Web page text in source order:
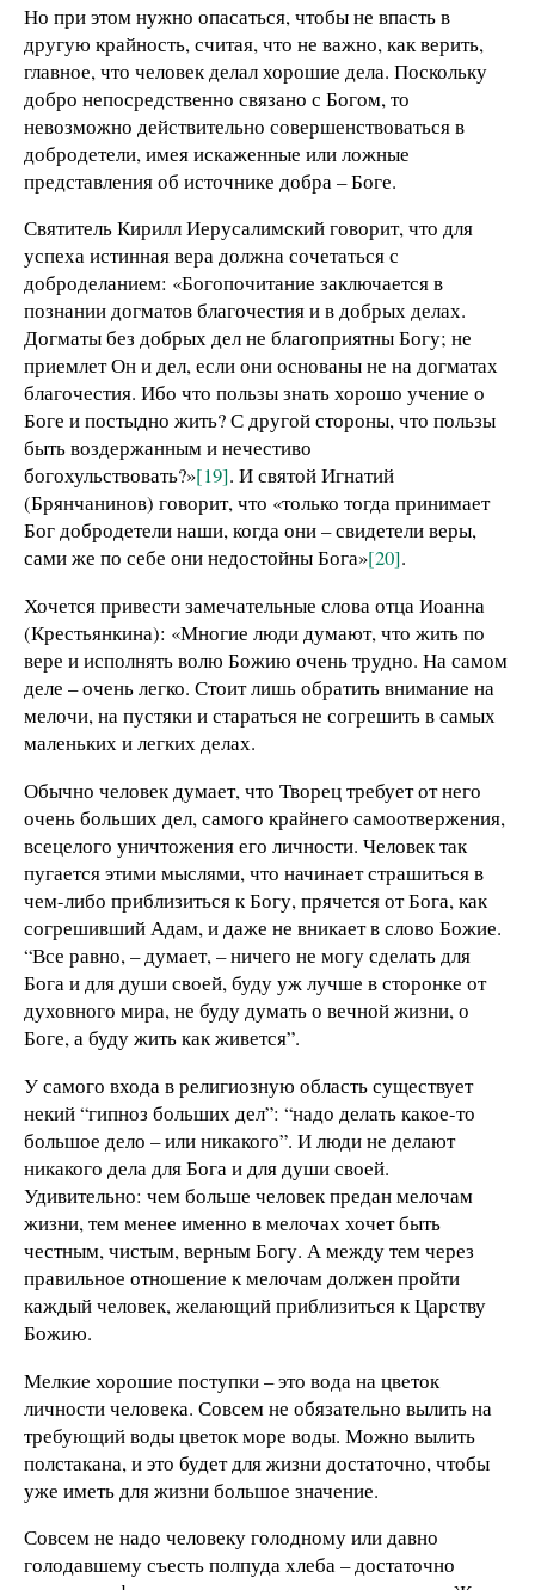
Но при этом нужно опасаться, чтобы не впасть в
другую крайность, считая, что не важно, как верить,
главное, что человек делал хорошие дела. Поскольку
добро непосредственно связано с Богом, то
невозможно действительно совершенствоваться в
добродетели, имея искаженные или ложные
представления об источнике добра – Боге.
Святитель Кирилл Иерусалимский говорит, что для
успеха истинная вера должна сочетаться с
доброделанием: «Богопочитание заключается в
познании догматов благочестия и в добрых делах.
Догматы без добрых дел не благоприятны Богу; не
приемлет Он и дел, если они основаны не на догматах
благочестия. Ибо что пользы знать хорошо учение о
Боге и постыдно жить? С другой стороны, что пользы
быть воздержанным и нечестиво
богохульствовать?»[19]. И святой Игнатий
(Брянчанинов) говорит, что «только тогда принимает
Бог добродетели наши, когда они – свидетели веры,
сами же по себе они недостойны Бога»[20].
Хочется привести замечательные слова отца Иоанна
(Крестьянкина): «Многие люди думают, что жить по
вере и исполнять волю Божию очень трудно. На самом
деле – очень легко. Стоит лишь обратить внимание на
мелочи, на пустяки и стараться не согрешить в самых
маленьких и легких делах.
Обычно человек думает, что Творец требует от него
очень больших дел, самого крайнего самоотвержения,
всецелого уничтожения его личности. Человек так
пугается этими мыслями, что начинает страшиться в
чем-либо приблизиться к Богу, прячется от Бога, как
согрешивший Адам, и даже не вникает в слово Божие.
“Все равно, – думает, – ничего не могу сделать для
Бога и для души своей, буду уж лучше в сторонке от
духовного мира, не буду думать о вечной жизни, о
Боге, а буду жить как живется”.
У самого входа в религиозную область существует
некий “гипноз больших дел”: “надо делать какое-то
большое дело – или никакого”. И люди не делают
никакого дела для Бога и для души своей.
Удивительно: чем больше человек предан мелочам
жизни, тем менее именно в мелочах хочет быть
честным, чистым, верным Богу. А между тем через
правильное отношение к мелочам должен пройти
каждый человек, желающий приблизиться к Царству
Божию.
Мелкие хорошие поступки – это вода на цветок
личности человека. Совсем не обязательно вылить на
требующий воды цветок море воды. Можно вылить
полстакана, и это будет для жизни достаточно, чтобы
уже иметь для жизни большое значение.
Совсем не надо человеку голодному или давно
голодавшему съесть полпуда хлеба – достаточно